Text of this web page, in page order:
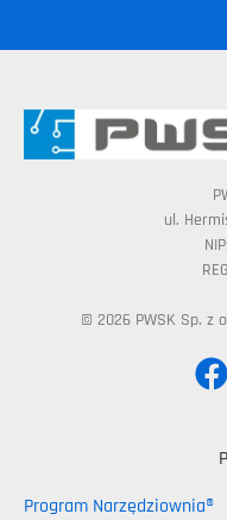
ul.
© 2026 PWSK Sp. z
Program Narzędziownia®